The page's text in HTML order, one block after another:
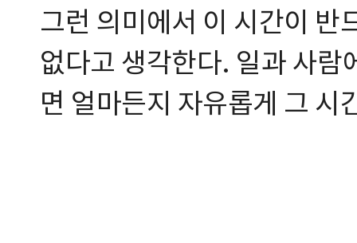
그런 의미에서 이 시간이 반
없다고 생각한다. 일과 사람
면 얼마든지 자유롭게 그 시